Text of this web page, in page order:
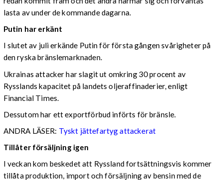
lasta av under de kommande dagarna.
Putin har erkänt
I slutet av juli erkände Putin för första gången svårigheter på
den ryska bränslemarknaden.
Ukrainas attacker har slagit ut omkring 30 procent av
Rysslands kapacitet på landets oljeraffinaderier, enligt
Financial Times.
Dessutom har ett exportförbud införts för bränsle.
ANDRA LÄSER: Tyskt jättefartyg attackerat
Tillåter försäljning igen
I veckan kom beskedet att Ryssland fortsättningsvis kommer
tillåta produktion, import och försäljning av bensin med de